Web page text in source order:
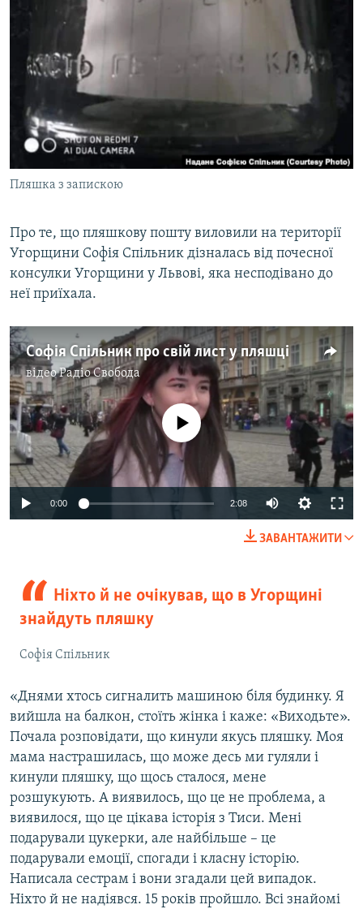
Пляшка з запискою
Про те, що пляшкову пошту виловили на території
Угорщини Софія Спільник дізналась від почесної
консулки Угорщини у Львові, яка несподівано до
неї приїхала.
Софія Спільник про свій лист у пляшці
відеоРадіо Свобода
720p
No media source currently available
0:00 2:08
ЗАВАНТАЖИТИ
Ніхто й не очікував, що в Угорщині
знайдуть пляшку
Софія Спільник
«Днями хтось сигналить машиною біля будинку. Я
вийшла на балкон, стоїть жінка і каже: «Виходьте».
Почала розповідати, що кинули якусь пляшку. Моя
мама настрашилась, що може десь ми гуляли і
кинули пляшку, що щось сталося, мене
розшукують. А виявилось, що це не проблема, а
виявилося, що це цікава історія з Тиси. Мені
подарували цукерки, але найбільше – це
подарували емоції, спогади і класну історію.
Написала сестрам і вони згадали цей випадок.
Ніхто й не надіявся. 15 років пройшло. Всі знайомі